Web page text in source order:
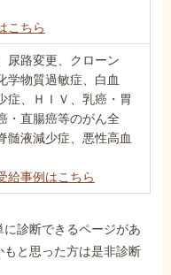
こちら
尿路変更、クローン
学物質過敏症、白血
症、ＨＩＶ、乳癌・胃
・直腸癌等のがん全
髄液減少症、悪性高血
給事例はこちら
診断できるページがあ
もと思った方は是非診断